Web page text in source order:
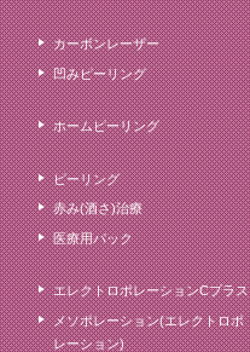
カーボンレーザー
凹みピーリング
ホームピーリング
ピーリング
赤み(酒さ)治療
医療用パック
エレクトロポレーションCプラス
メソポレーション(エレクトロポ
レーション)